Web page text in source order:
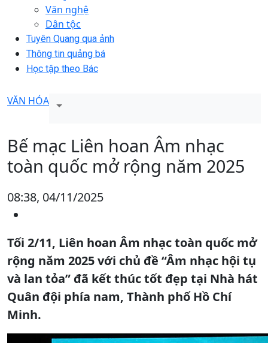
Văn nghệ
Dân tộc
Tuyên Quang qua ảnh
Thông tin quảng bá
Học tập theo Bác
VĂN HÓA
Bế mạc Liên hoan Âm nhạc
toàn quốc mở rộng năm 2025
08:38, 04/11/2025
Tối 2/11, Liên hoan Âm nhạc toàn quốc mở
rộng năm 2025 với chủ đề “Âm nhạc hội tụ
và lan tỏa” đã kết thúc tốt đẹp tại Nhà hát
Quân đội phía nam, Thành phố Hồ Chí
Minh.